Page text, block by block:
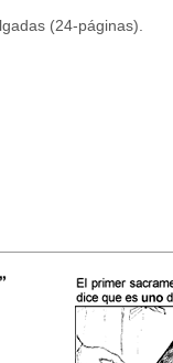
(24-páginas).